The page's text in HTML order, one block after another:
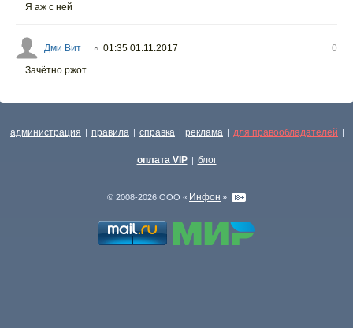
Я аж с ней
Дми Вит ○ 01:35 01.11.2017
0
Зачётно ржот
администрация | правила | справка | реклама | для правообладателей |
оплата VIP | блог
© 2008-2026 ООО « Инфон »